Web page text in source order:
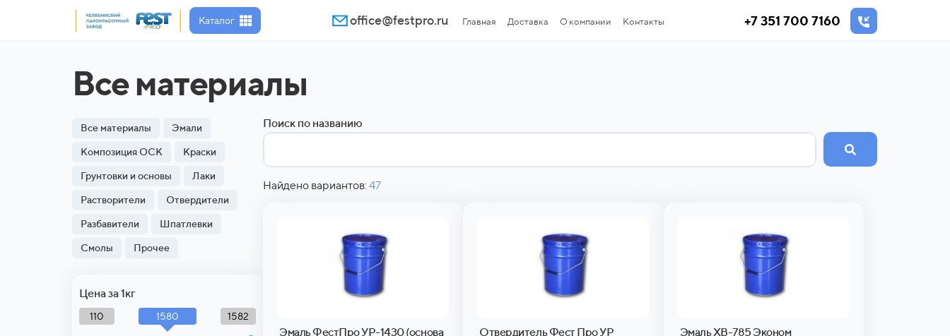
Каталог office@festpro.ru Главная Доставка О компании Контакты +7 351 700 7160
Все материалы
Все материалы Эмали
Композиция ОСК Краски
Грунтовки и основы Лаки
Растворители Отвердители
Разбавители Шпатлевки
Смолы Прочее
Цена за 1кг
110 1580 1582
Поиск по названию
Найдено вариантов:47
Эмаль ФестПро УР-1430 (основа
Отвердитель Фест Про УР Эмаль ХВ-785 Эконом